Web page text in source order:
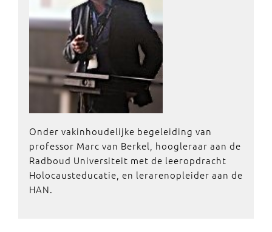
Onder vakinhoudelijke begeleiding van
professor Marc van Berkel, hoogleraar aan de
Radboud Universiteit met de leeropdracht
Holocausteducatie, en lerarenopleider aan de
HAN.